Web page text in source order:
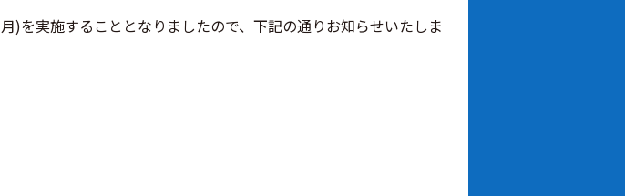
を実施することとなりましたので、下記の通りお知らせいたしま